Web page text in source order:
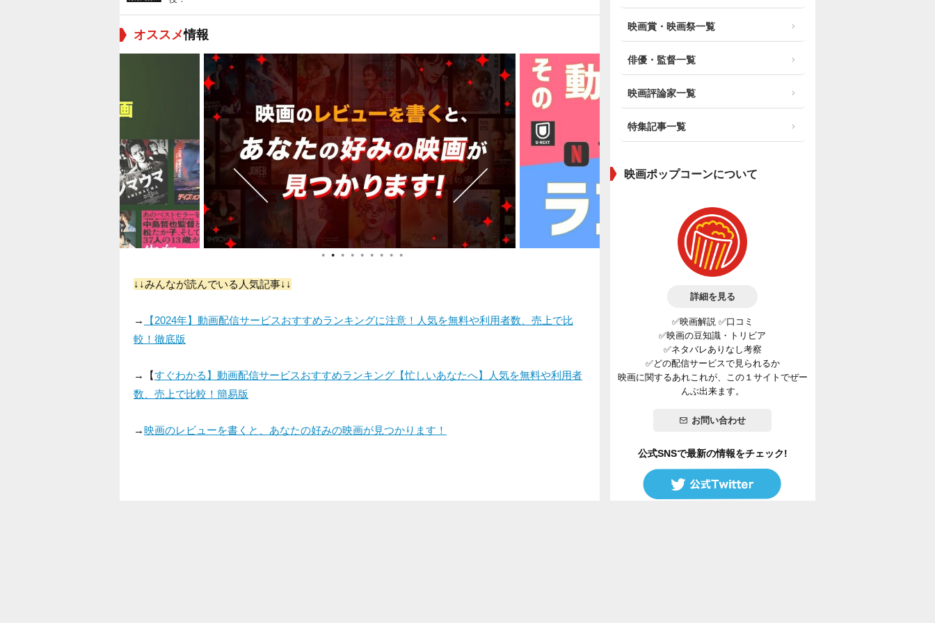
オススメ情報
● ● ● ● ● ● ● ● ●
↓↓みんなが読んでいる人気記事↓↓
→
【2024年】動画配信サービスおすすめランキングに注意！人気を無料や利用者数、売上で比
較！徹底版
→【すぐわかる】動画配信サービスおすすめランキング【忙しいあなたへ】人気を無料や利用者
数、売上で比較！簡易版
→映画のレビューを書くと、あなたの好みの映画が見つかります！
映画賞・映画祭一覧
俳優・監督一覧
映画評論家一覧
特集記事一覧
映画ポップコーンについて
詳細を見る
✅映画解説 ✅口コミ
✅映画の豆知識・トリビア
✅ネタバレありなし考察
✅どの配信サービスで見られるか
映画に関するあれこれが、この１サイトでぜー
んぶ出来ます。
お問い合わせ
公式SNSで最新の情報をチェック!